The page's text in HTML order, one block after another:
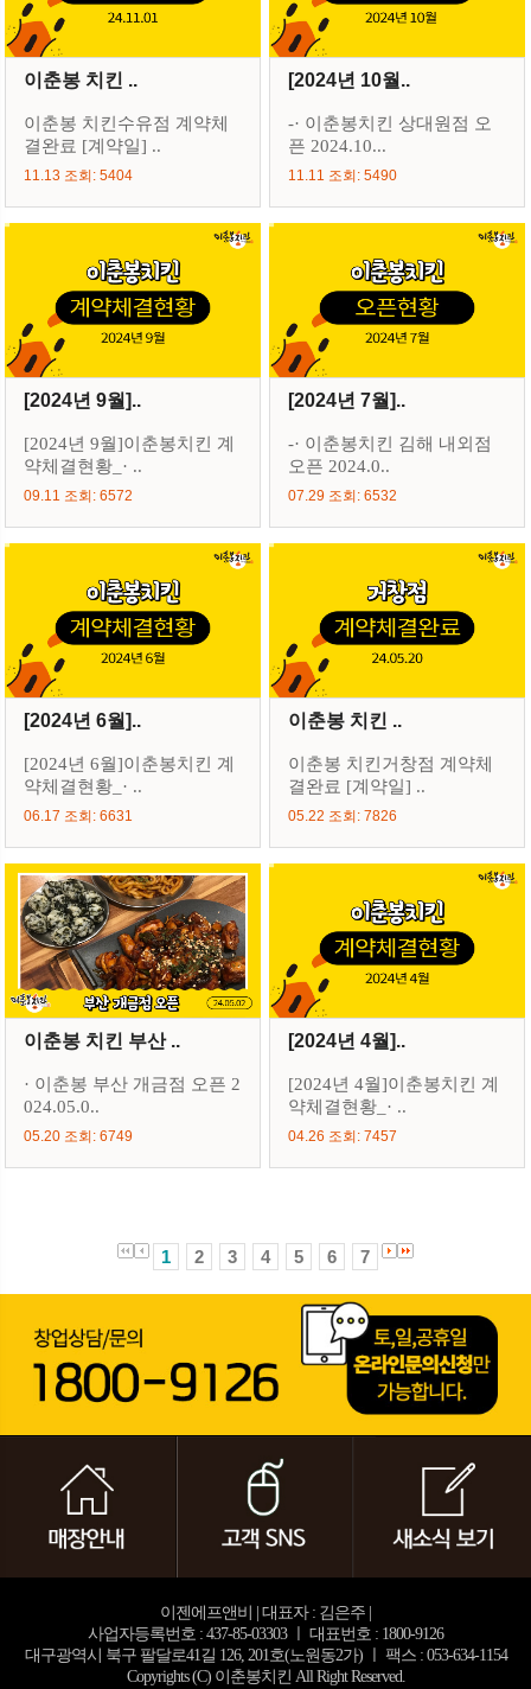
이춘봉 치킨 ..
이춘봉 치킨수유점 계약체
결완료 [계약일] ..
11.13 조회: 5404
[2024년 10월..
-· 이춘봉치킨 상대원점 오
픈 2024.10...
11.11 조회: 5490
[2024년 9월]..
[2024년 9월]이춘봉치킨 계
약체결현황_· ..
09.11 조회: 6572
[2024년 7월]..
-· 이춘봉치킨 김해 내외점
오픈 2024.0..
07.29 조회: 6532
[2024년 6월]..
[2024년 6월]이춘봉치킨 계
약체결현황_· ..
06.17 조회: 6631
이춘봉 치킨 ..
이춘봉 치킨거창점 계약체
결완료 [계약일] ..
05.22 조회: 7826
이춘봉 치킨 부산 ..
· 이춘봉 부산 개금점 오픈 2
024.05.0..
05.20 조회: 6749
[2024년 4월]..
[2024년 4월]이춘봉치킨 계
약체결현황_· ..
04.26 조회: 7457
1 2 3 4 5 6 7
이젠에프앤비 | 대표자 : 김은주 |
사업자등록번호 : 437-85-03303 ㅣ 대표번호 : 1800-9126
대구광역시 북구 팔달로41길 126, 201호(노원동2가) ㅣ 팩스 : 053-634-1154
Copyrights (C) 이춘봉치킨 All Right Reserved.